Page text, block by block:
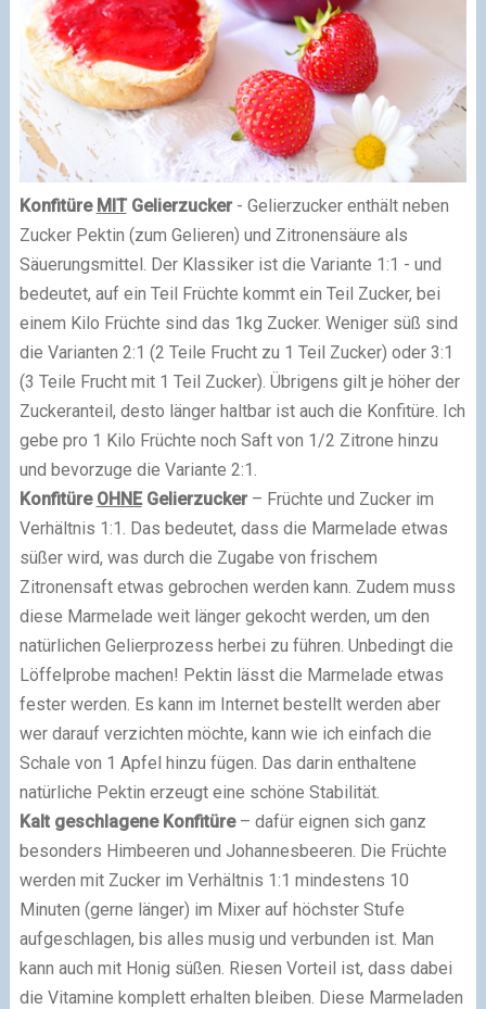
Konfitüre MITGelierzucker- Gelierzucker enthält neben
Zucker Pektin (zum Gelieren) und Zitronensäure als
Säuerungsmittel. Der Klassiker ist die Variante 1:1 - und
bedeutet, auf ein Teil Früchte kommt ein Teil Zucker, bei
einem Kilo Früchte sind das 1kg Zucker. Weniger süß sind
die Varianten 2:1 (2 Teile Frucht zu 1 Teil Zucker) oder 3:1
(3 Teile Frucht mit 1 Teil Zucker). Übrigens gilt je höher der
Zuckeranteil, desto länger haltbar ist auch die Konfitüre. Ich
gebe pro 1 Kilo Früchte noch Saft von 1/2 Zitrone hinzu
und bevorzuge die Variante 2:1.
Konfitüre OHNEGelierzucker– Früchte und Zucker im
Verhältnis 1:1. Das bedeutet, dass die Marmelade etwas
süßer wird, was durch die Zugabe von frischem
Zitronensaft etwas gebrochen werden kann. Zudem muss
diese Marmelade weit länger gekocht werden, um den
natürlichen Gelierprozess herbei zu führen. Unbedingt die
Löffelprobe machen! Pektin lässt die Marmelade etwas
fester werden. Es kann im Internet bestellt werden aber
wer darauf verzichten möchte, kann wie ich einfach die
Schale von 1 Apfel hinzu fügen. Das darin enthaltene
natürliche Pektin erzeugt eine schöne Stabilität.
Kalt geschlagene Konfitüre– dafür eignen sich ganz
besonders Himbeeren und Johannesbeeren. Die Früchte
werden mit Zucker im Verhältnis 1:1 mindestens 10
Minuten (gerne länger) im Mixer auf höchster Stufe
aufgeschlagen, bis alles musig und verbunden ist. Man
kann auch mit Honig süßen. Riesen Vorteil ist, dass dabei
die Vitamine komplett erhalten bleiben. Diese Marmeladen